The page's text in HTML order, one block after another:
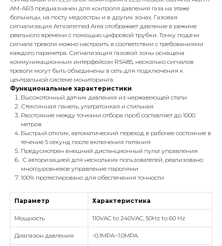
AM-AR3 предназначен для контроля давления газа на этаже
больницы, на посту медсестры и в других зонах. Газовая
сигнализация Amcaremed Area отображает давление в режиме
реального времени с помощью цифровой трубки. Точку подачи
сигнала тревоги можно настроить в соответствии с требованиями
каждого параметра. Сигнализация газовой зоны оснащена
коммуникационным интерфейсом RS485, несколько сигналов
тревоги могут быть объединены в сеть для подключения к
центральной системе мониторинга
Функциональные характеристики
Высокоточный датчик давления из нержавеющей стали
Стеклянная панель, ультратонкая и стильная
Расстояние между точками отбора проб составляет до 1000
метров
Быстрый отклик, автоматический переход в рабочее состояние в
течение 5 секунд после включения питания
Предусмотрен внешний дистанционный пульт управления
С авторизацией для нескольких пользователей, реализовано
многоуровневое управление паролями
100% протестировано для обеспечения точности
Параметр Характеристика
Мощность 110VAC to 240VAC, 50Hz to 60 Hz
Диапазон давления -0,1MPA~1.0MPA